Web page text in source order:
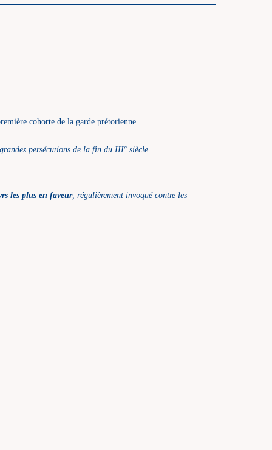
cohorte de la garde prétorienne.
persécutions de la fin du IIIe siècle.
les plus en faveur, régulièrement invoqué contre les